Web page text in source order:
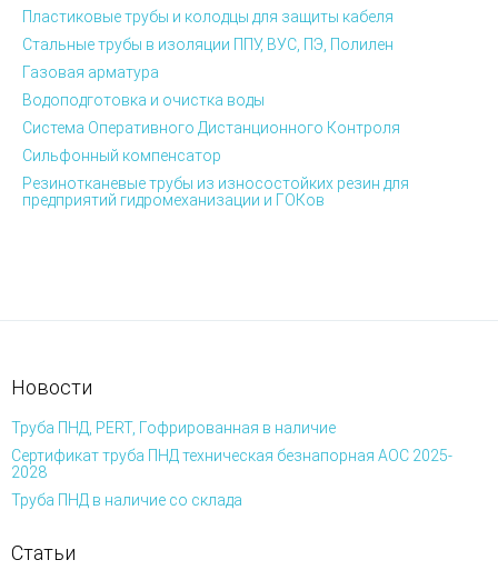
Пластиковые трубы и колодцы для защиты кабеля
Стальные трубы в изоляции ППУ, ВУС, ПЭ, Полилен
Газовая арматура
Водоподготовка и очистка воды
Система Оперативного Дистанционного Контроля
Сильфонный компенсатор
Резинотканевые трубы из износостойких резин для
предприятий гидромеханизации и ГОКов
Новости
Труба ПНД, PERT, Гофрированная в наличие
Сертификат труба ПНД техническая безнапорная АОС 2025-
2028
Труба ПНД в наличие со склада
Статьи